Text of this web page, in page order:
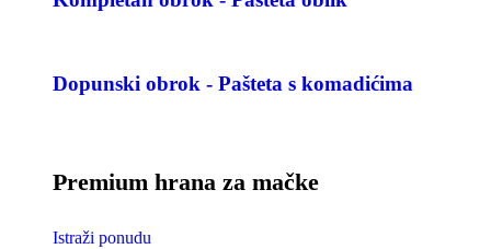
Dopunski obrok - Pašteta s komadićima
Premium hrana za mačke
Istraži ponudu